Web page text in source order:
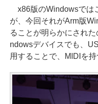
x86版のWindowsでは
が、今回それがArm版
ることが明らかにされ
ndowsデバイスでも、
用することで、MIDIを持